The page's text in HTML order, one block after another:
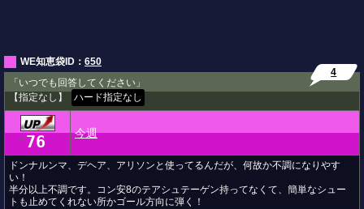
WE知恵袋ID： 650
「いつでも回答してください」
【指定なし】
ハード指定なし
4
★ 76 今週
ドンナルンマ、デヘア、アリソンと使ってるんだが、何故か不調になりやす
い！
半分以上不調です。コン安8のテアシュテーゲン持ってなくて、簡単なシュー
トも止めてくれない所かゴール方向に弾く！